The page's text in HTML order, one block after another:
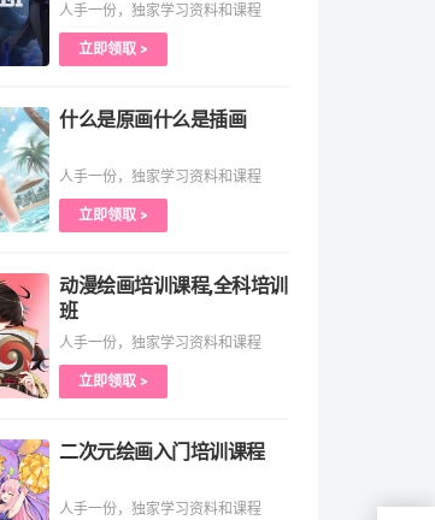
人手一份，独家学习资料和课程
立即领取 >
什么是原画什么是插画
人手一份，独家学习资料和课程
立即领取 >
动漫绘画培训课程,全科培训
班
人手一份，独家学习资料和课程
立即领取 >
二次元绘画入门培训课程
人手一份，独家学习资料和课程